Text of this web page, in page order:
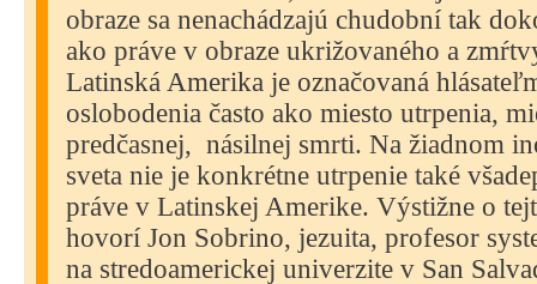
obraze sa nenachádzajú chudobní tak
ako práve v obraze ukrižovaného a
Latinská Amerika je označovaná
oslobodenia často ako miesto utrpenia,
predčasnej, násilnej smrti. Na žiadnom
sveta nie je konkrétne utrpenie také
práve v Latinskej Amerike. Výstižne o
hovorí Jon Sobrino, jezuita, profesor
na stredoamerickej univerzite v San